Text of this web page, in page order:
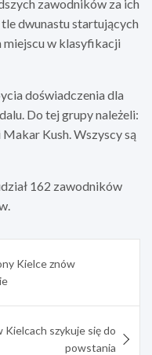
zawodników za ich
dwunastu startujących
miejscu w klasyfikacji
doświadczenia dla
Do tej grupy należeli:
Kush. Wszyscy są
162 zawodników
Kielce znów
Kielcach szykuje się do
powstania